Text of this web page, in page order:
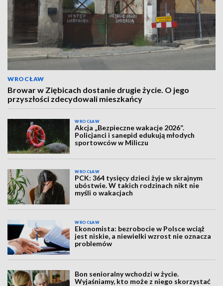
WROCŁAW
Browar w Ziębicach dostanie drugie życie. O jego
przyszłości zdecydowali mieszkańcy
WROCŁAW
Akcja „Bezpieczne wakacje 2026”.
Policjanci i sanepid edukują młodych
sportowców w Miliczu
WROCŁAW
PCK: 364 tysięcy dzieci żyje w skrajnym
ubóstwie. W takich rodzinach nikt nie
myśli o wakacjach
WROCŁAW
Ekonomista: bezrobocie w Polsce wciąż
jest niskie, a niewielki wzrost nie oznacza
problemów
Bon senioralny wchodzi w życie.
Wyjaśniamy, kto może z niego skorzystać